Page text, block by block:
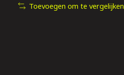
Toevoegen om te vergelijken